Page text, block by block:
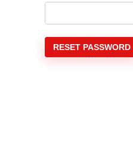
RESET PASSWORD